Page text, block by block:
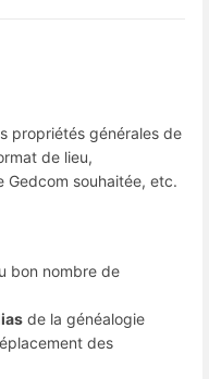
propriétés générales de
de lieu,
Gedcom souhaitée, etc.
bon nombre de
de la généalogie
des